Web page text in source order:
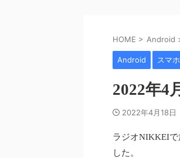
HOME > Android
Android スマ
2022年4
2022年4月18日
ラジオNIKKEIで
した。